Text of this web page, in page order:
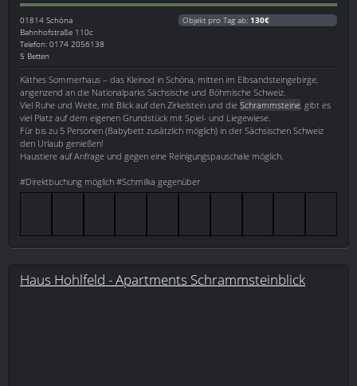
01814 Schöna
Bahnhofstraße 110c
Telefon: 0174 2056138
5 Betten
Objekt pro Tag ab: 130€
Käthes Sommerhaus – das Kleinod in Schöna, mitten im Elbsandsteingebirge,
angenzend an die Nationalparks Sächsische und Böhmische Schweiz.
Viel Ruhe und Weite, mit Blick auf den Zirkelstein und die Schrammsteine , gibt es
viel Platz auf dem eigenen Grundstück mit Spiel- und Liegewiese.
Für bis zu 5 Personen (Babybett zusätzlich möglich) in der Sächsischen Schweiz
den Urlaub genießen!
Haustiere auf Anfrage und gegen eine Reinigungspauschale möglich.
#Direktbuchung möglich #Schmilka gegenüber
Haus Hohlfeld - Apartments Schrammsteinblick